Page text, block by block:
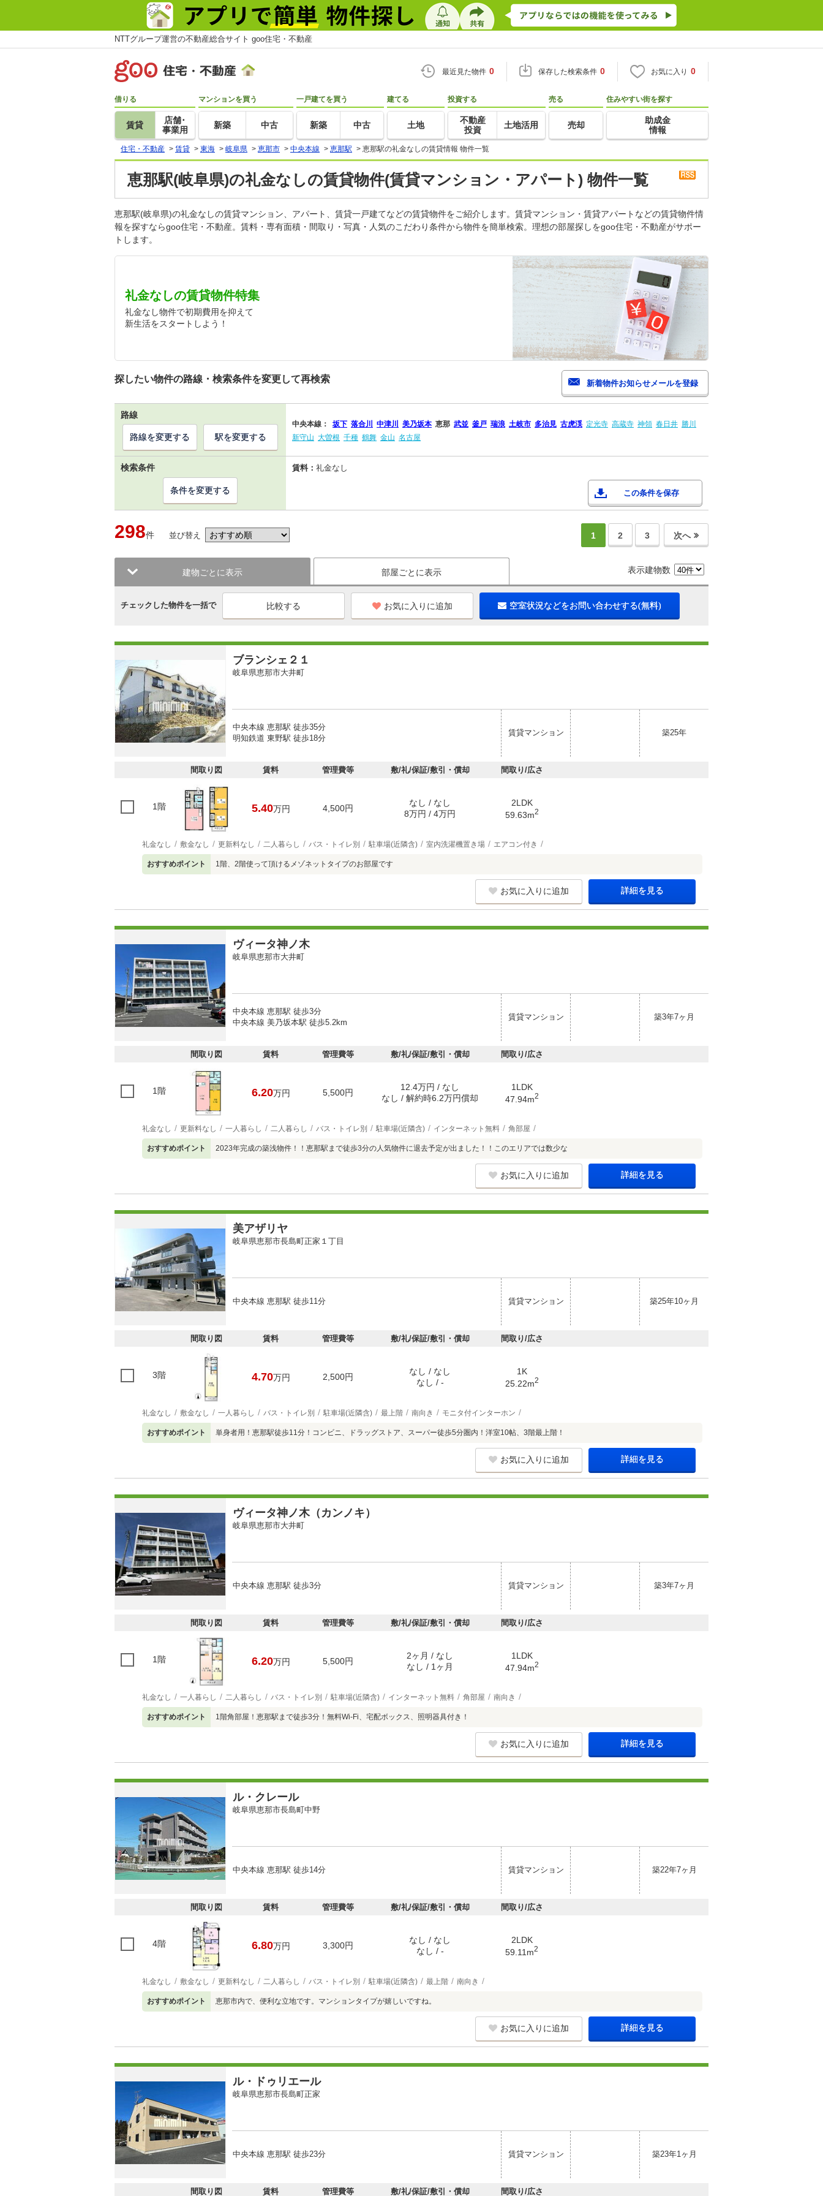
NTTグループ運営の不動産総合サイト goo住宅・不動産
最近見た物件 0 保存した検索条件 0 お気に入り 0
借りる
賃貸
店舗･
事業用
マンションを買う
新築 中古
一戸建てを買う
新築 中古
建てる
土地
投資する
不動産
投資
土地活用
売る
売却
住みやすい街を探す
助成金
情報
住宅・不動産 > 賃貸 > 東海 > 岐阜県 > 恵那市 > 中央本線 > 恵那駅 > 恵那駅の礼金なしの賃貸情報 物件一覧
恵那駅(岐阜県)の礼金なしの賃貸物件(賃貸マンション・アパート) 物件一覧
恵那駅(岐阜県)の礼金なしの賃貸マンション、アパート、賃貸一戸建てなどの賃貸物件をご紹介します。賃貸マンション・賃貸アパートなどの賃貸物件情
報を探すならgoo住宅・不動産。賃料・専有面積・間取り・写真・人気のこだわり条件から物件を簡単検索。理想の部屋探しをgoo住宅・不動産がサポー
トします。
礼金なしの賃貸物件特集
礼金なし物件で初期費用を抑えて
新生活をスタートしよう！
探したい物件の路線・検索条件を変更して再検索
路線
中央本線： 坂下 落合川 中津川 美乃坂本 恵那 武並 釜戸 瑞浪 土岐市 多治見 古虎渓 定光寺 高蔵寺 神領 春日井 勝川
新守山 大曽根 千種 鶴舞 金山 名古屋
路線を変更する 駅を変更する
検索条件 賃料： 礼金なし
この条件を保存
条件を変更する
298件 並び替え 1 2 3 次へ
建物ごとに表示 部屋ごとに表示 表示建物数
チェックした物件を一括で お気に入りに追加 空室状況などをお問い合わせする(無料)
ブランシェ２１
岐阜県恵那市大井町
中央本線 恵那駅 徒歩35分
明知鉄道 東野駅 徒歩18分
賃貸マンション 築25年
間取り図 賃料 管理費等 敷/礼/保証/敷引・償却 間取り/広さ
1階 5.40万円 4,500円
なし / なし
8万円 / 4万円
2LDK
59.63m2
礼金なし 敷金なし 更新料なし 二人暮らし バス・トイレ別 駐車場(近隣含) 室内洗濯機置き場 エアコン付き
おすすめポイント 1階、2階使って頂けるメゾネットタイプのお部屋です
お気に入りに追加 詳細を見る
ヴィータ神ノ木
岐阜県恵那市大井町
中央本線 恵那駅 徒歩3分
中央本線 美乃坂本駅 徒歩5.2km
賃貸マンション 築3年7ヶ月
間取り図 賃料 管理費等 敷/礼/保証/敷引・償却 間取り/広さ
1階 6.20万円 5,500円
12.4万円 / なし
なし / 解約時6.2万円償却
1LDK
47.94m2
礼金なし 更新料なし 一人暮らし 二人暮らし バス・トイレ別 駐車場(近隣含) インターネット無料 角部屋
おすすめポイント 2023年完成の築浅物件！！恵那駅まで徒歩3分の人気物件に退去予定が出ました！！このエリアでは数少な
お気に入りに追加 詳細を見る
美アザリヤ
岐阜県恵那市長島町正家１丁目
中央本線 恵那駅 徒歩11分 賃貸マンション 築25年10ヶ月
間取り図 賃料 管理費等 敷/礼/保証/敷引・償却 間取り/広さ
3階 4.70万円 2,500円
なし / なし
なし / -
1K
25.22m2
礼金なし 敷金なし 一人暮らし バス・トイレ別 駐車場(近隣含) 最上階 南向き モニタ付インターホン
おすすめポイント 単身者用！恵那駅徒歩11分！コンビニ、ドラッグストア、スーパー徒歩5分圏内！洋室10帖、3階最上階！
お気に入りに追加 詳細を見る
ヴィータ神ノ木（カンノキ）
岐阜県恵那市大井町
中央本線 恵那駅 徒歩3分 賃貸マンション 築3年7ヶ月
間取り図 賃料 管理費等 敷/礼/保証/敷引・償却 間取り/広さ
1階 6.20万円 5,500円
2ヶ月 / なし
なし / 1ヶ月
1LDK
47.94m2
礼金なし 一人暮らし 二人暮らし バス・トイレ別 駐車場(近隣含) インターネット無料 角部屋 南向き
おすすめポイント 1階角部屋！恵那駅まで徒歩3分！無料Wi-Fi、宅配ボックス、照明器具付き！
お気に入りに追加 詳細を見る
ル・クレール
岐阜県恵那市長島町中野
中央本線 恵那駅 徒歩14分 賃貸マンション 築22年7ヶ月
間取り図 賃料 管理費等 敷/礼/保証/敷引・償却 間取り/広さ
4階 6.80万円 3,300円
なし / なし
なし / -
2LDK
59.11m2
礼金なし 敷金なし 更新料なし 二人暮らし バス・トイレ別 駐車場(近隣含) 最上階 南向き
おすすめポイント 恵那市内で、便利な立地です。マンションタイプが嬉しいですね。
お気に入りに追加 詳細を見る
ル・ドゥリエール
岐阜県恵那市長島町正家
中央本線 恵那駅 徒歩23分 賃貸マンション 築23年1ヶ月
間取り図 賃料 管理費等 敷/礼/保証/敷引・償却 間取り/広さ